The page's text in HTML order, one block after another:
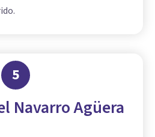
5
Navarro Agüera